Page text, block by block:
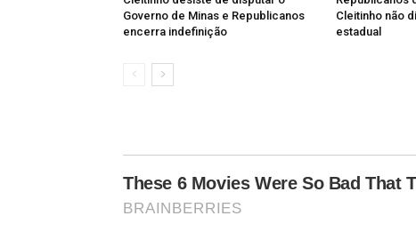
Governo de Minas e Republicanos
encerra indefinição
Cleitinho não
estadual
These 6 Movies Were So Bad That
BRAINBERRIES